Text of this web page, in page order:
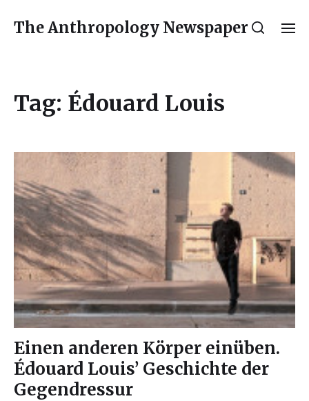
The Anthropology Newspaper
Tag: Édouard Louis
Einen anderen Körper einüben.
Édouard Louis’ Geschichte der
Gegendressur